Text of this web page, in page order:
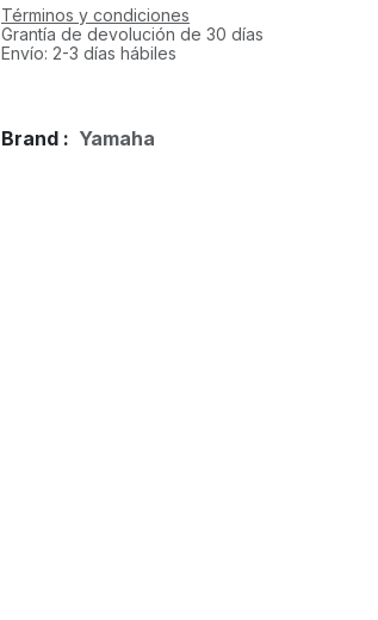
Términos y condiciones
Grantía de devolución de 30 días
Envío: 2-3 días hábiles
Brand : Yamaha